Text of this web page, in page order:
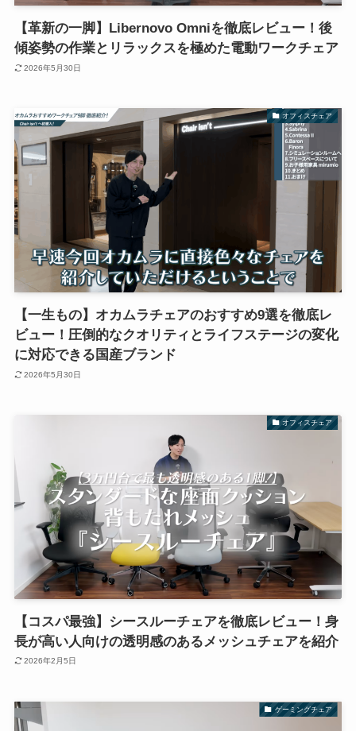
【革新の一脚】Libernovo Omniを徹底レビュー！後
傾姿勢の作業とリラックスを極めた電動ワークチェア
2026年5月30日
オフィスチェア
【一生もの】オカムラチェアのおすすめ9選を徹底レ
ビュー！圧倒的なクオリティとライフステージの変化
に対応できる国産ブランド
2026年5月30日
オフィスチェア
【コスパ最強】シースルーチェアを徹底レビュー！身
長が高い人向けの透明感のあるメッシュチェアを紹介
2026年2月5日
ゲーミングチェア